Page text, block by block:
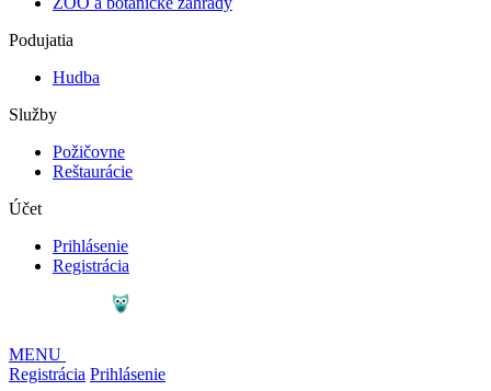
Podujatia
Hudba
Služby
Požičovne
Reštaurácie
Účet
Prihlásenie
Registrácia
MENU
Registrácia Prihlásenie